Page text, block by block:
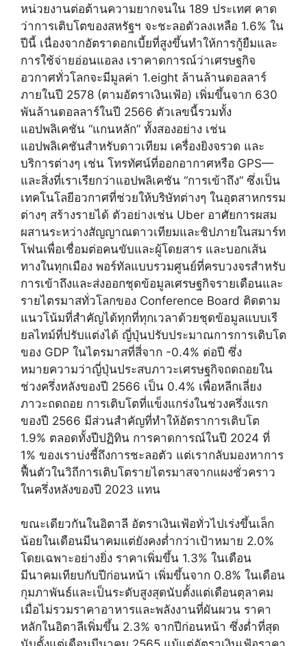
หน่วยงานต่อต้านความยากจนใน 189 ประเทศ คาด
ว่าการเติบโตของสหรัฐฯ จะชะลอตัวลงเหลือ 1.6% ใน
ปีนี้ เนื่องจากอัตราดอกเบี้ยที่สูงขึ้นทำให้การกู้ยืมและ
การใช้จ่ายอ่อนแอลง เราคาดการณ์ว่าเศรษฐกิจ
อวกาศทั่วโลกจะมีมูลค่า 1.eight ล้านล้านดอลลาร์
ภายในปี 2578 (ตามอัตราเงินเฟ้อ) เพิ่มขึ้นจาก 630
พันล้านดอลลาร์ในปี 2566 ตัวเลขนี้รวมทั้ง
แอปพลิเคชัน “แกนหลัก” ทั้งสองอย่าง เช่น
แอปพลิเคชันสำหรับดาวเทียม เครื่องยิงจรวด และ
บริการต่างๆ เช่น โทรทัศน์ที่ออกอากาศหรือ GPS—
และสิ่งที่เราเรียกว่าแอปพลิเคชัน “การเข้าถึง” ซึ่งเป็น
เทคโนโลยีอวกาศที่ช่วยให้บริษัทต่างๆ ในอุตสาหกรรม
ต่างๆ สร้างรายได้ ตัวอย่างเช่น Uber อาศัยการผสม
ผสานระหว่างสัญญาณดาวเทียมและชิปภายในสมาร์ท
โฟนเพื่อเชื่อมต่อคนขับและผู้โดยสาร และบอกเส้น
ทางในทุกเมือง พอร์ทัลแบบรวมศูนย์ที่ครบวงจรสำหรับ
การเข้าถึงและส่งออกชุดข้อมูลเศรษฐกิจรายเดือนและ
รายไตรมาสทั่วโลกของ Conference Board ติดตาม
แนวโน้มที่สำคัญได้ทุกที่ทุกเวลาด้วยชุดข้อมูลแบบเรี
ยลไทม์ที่ปรับแต่งได้ ญี่ปุ่นปรับประมาณการการเติบโต
ของ GDP ในไตรมาสที่สี่จาก -0.4% ต่อปี ซึ่ง
หมายความว่าญี่ปุ่นประสบภาวะเศรษฐกิจถดถอยใน
ช่วงครึ่งหลังของปี 2566 เป็น 0.4% เพื่อหลีกเลี่ยง
ภาวะถดถอย การเติบโตที่แข็งแกร่งในช่วงครึ่งแรก
ของปี 2566 มีส่วนสำคัญที่ทำให้อัตราการเติบโต
1.9% ตลอดทั้งปีปฏิทิน การคาดการณ์ในปี 2024 ที่
1% ของเราบ่งชี้ถึงการชะลอตัว แต่เรากลับมองหาการ
ฟื้นตัวในวิถีการเติบโตรายไตรมาสจากแผงชั่วคราว
ในครึ่งหลังของปี 2023 แทน
ขณะเดียวกันในอิตาลี อัตราเงินเฟ้อทั่วไปเร่งขึ้นเล็ก
น้อยในเดือนมีนาคมแต่ยังคงต่ำกว่าเป้าหมาย 2.0%
โดยเฉพาะอย่างยิ่ง ราคาเพิ่มขึ้น 1.3% ในเดือน
มีนาคมเทียบกับปีก่อนหน้า เพิ่มขึ้นจาก 0.8% ในเดือน
กุมภาพันธ์และเป็นระดับสูงสุดนับตั้งแต่เดือนตุลาคม
เมื่อไม่รวมราคาอาหารและพลังงานที่ผันผวน ราคา
หลักในอิตาลีเพิ่มขึ้น 2.3% จากปีก่อนหน้า ซึ่งต่ำที่สุด